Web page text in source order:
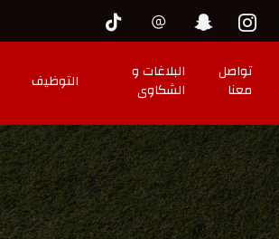
تواصل
معنا
البلاغات و
الشكاوى
التوظيف